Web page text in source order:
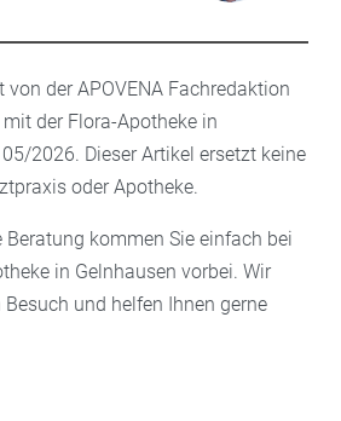
der APOVENA Fachredaktion
der Flora-Apotheke in
2026. Dieser Artikel ersetzt keine
oder Apotheke.
Beratung kommen Sie einfach bei
in Gelnhausen vorbei. Wir
und helfen Ihnen gerne